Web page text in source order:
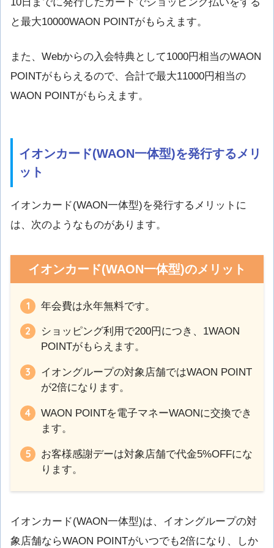
と最大10000WAON POINTがもらえます。
また、Webからの入会特典として1000円相当のWAON
POINTがもらえるので、合計で最大11000円相当の
WAON POINTがもらえます。
イオンカード(WAON一体型)を発行するメリ
ット
イオンカード(WAON一体型)を発行するメリットに
は、次のようなものがあります。
イオンカード(WAON一体型)のメリット
年会費は永年無料です。
ショッピング利用で200円につき、1WAON
POINTがもらえます。
イオングループの対象店舗ではWAON POINT
が2倍になります。
WAON POINTを電子マネーWAONに交換でき
ます。
お客様感謝デーは対象店舗で代金5%OFFにな
ります。
イオンカード(WAON一体型)は、イオングループの対
象店舗ならWAON POINTがいつでも2倍になり、しか